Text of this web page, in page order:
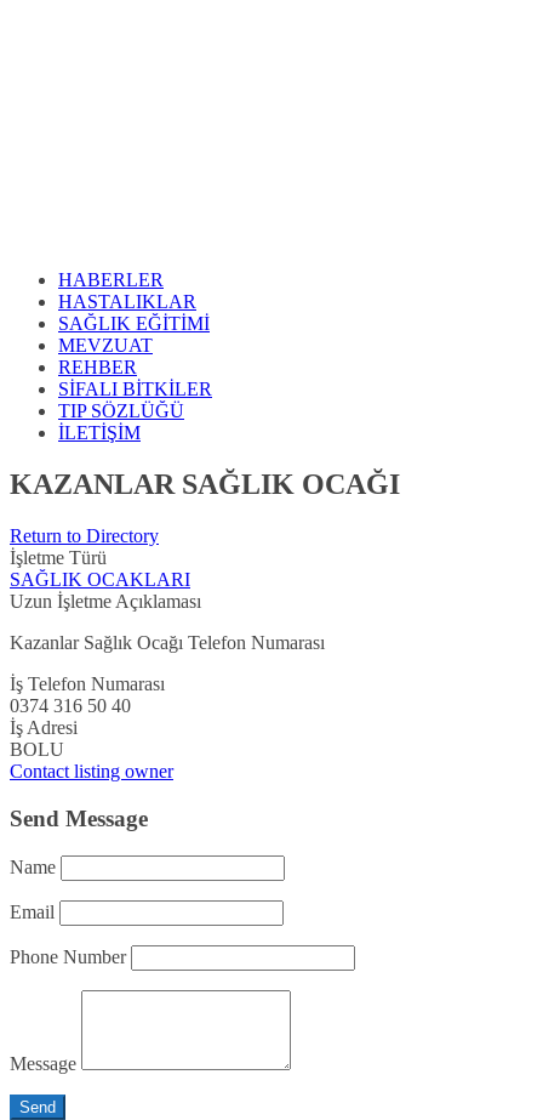
HABERLER
HASTALIKLAR
SAĞLIK EĞİTİMİ
MEVZUAT
REHBER
SİFALI BİTKİLER
TIP SÖZLÜĞÜ
İLETİŞİM
KAZANLAR SAĞLIK OCAĞI
Return to Directory
İşletme Türü
SAĞLIK OCAKLARI
Uzun İşletme Açıklaması
Kazanlar Sağlık Ocağı Telefon Numarası
İş Telefon Numarası
0374 316 50 40
İş Adresi
BOLU
Contact listing owner
Send Message
Name
Email
Phone Number
Message